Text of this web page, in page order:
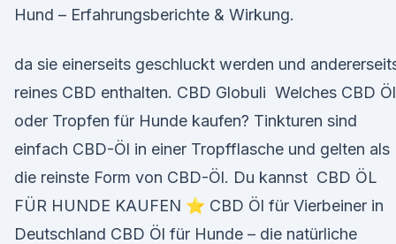
Hund – Erfahrungsberichte & Wirkung.
da sie einerseits geschluckt werden und
reines CBD enthalten. CBD Globuli Welches CBD Öl
oder Tropfen für Hunde kaufen? Tinkturen sind
einfach CBD-Öl in einer Tropfflasche und gelten als
die reinste Form von CBD-Öl. Du kannst CBD ÖL
FÜR HUNDE KAUFEN ⭐ CBD Öl für Vierbeiner in
Deutschland CBD Öl für Hunde – die natürliche